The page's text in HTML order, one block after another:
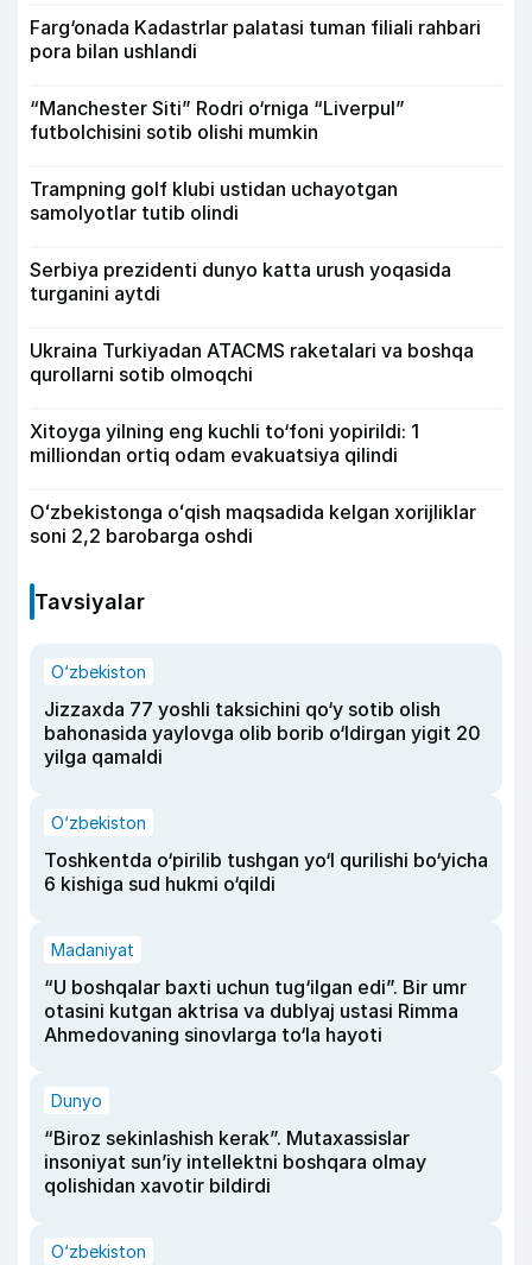
Farg‘onada Kadastrlar palatasi tuman filiali rahbari
pora bilan ushlandi
“Manchester Siti” Rodri o‘rniga “Liverpul”
futbolchisini sotib olishi mumkin
Trampning golf klubi ustidan uchayotgan
samolyotlar tutib olindi
Serbiya prezidenti dunyo katta urush yoqasida
turganini aytdi
Ukraina Turkiyadan ATACMS raketalari va boshqa
qurollarni sotib olmoqchi
Xitoyga yilning eng kuchli to‘foni yopirildi: 1
milliondan ortiq odam evakuatsiya qilindi
Oʻzbekistonga oʻqish maqsadida kelgan xorijliklar
soni 2,2 barobarga oshdi
Tavsiyalar
O‘zbekiston
Jizzaxda 77 yoshli taksichini qo‘y sotib olish
bahonasida yaylovga olib borib o‘ldirgan yigit 20
yilga qamaldi
O‘zbekiston
Toshkentda o‘pirilib tushgan yo‘l qurilishi bo‘yicha
6 kishiga sud hukmi o‘qildi
Madaniyat
“U boshqalar baxti uchun tug‘ilgan edi”. Bir umr
otasini kutgan aktrisa va dublyaj ustasi Rimma
Ahmedovaning sinovlarga to‘la hayoti
Dunyo
“Biroz sekinlashish kerak”. Mutaxassislar
insoniyat sun’iy intellektni boshqara olmay
qolishidan xavotir bildirdi
O‘zbekiston